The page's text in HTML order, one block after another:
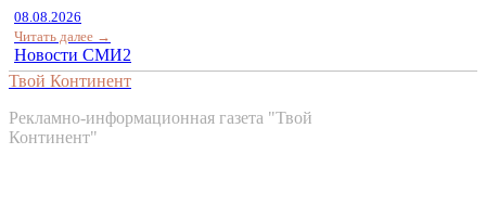
08.08.2026
Читать далее →
Новости СМИ2
Твой Континент
Рекламно-информационная газета "Твой
Континент"